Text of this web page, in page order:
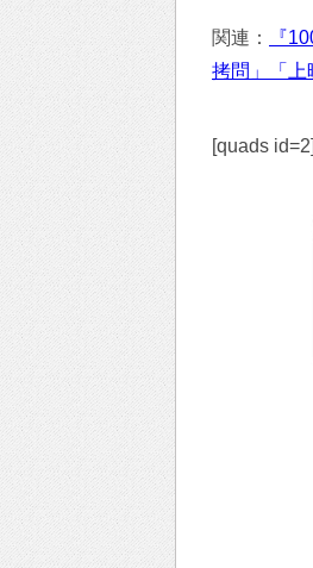
関連：
『
拷問」「上
[quads id=2]